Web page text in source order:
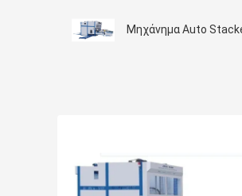
Μηχάνημα Auto